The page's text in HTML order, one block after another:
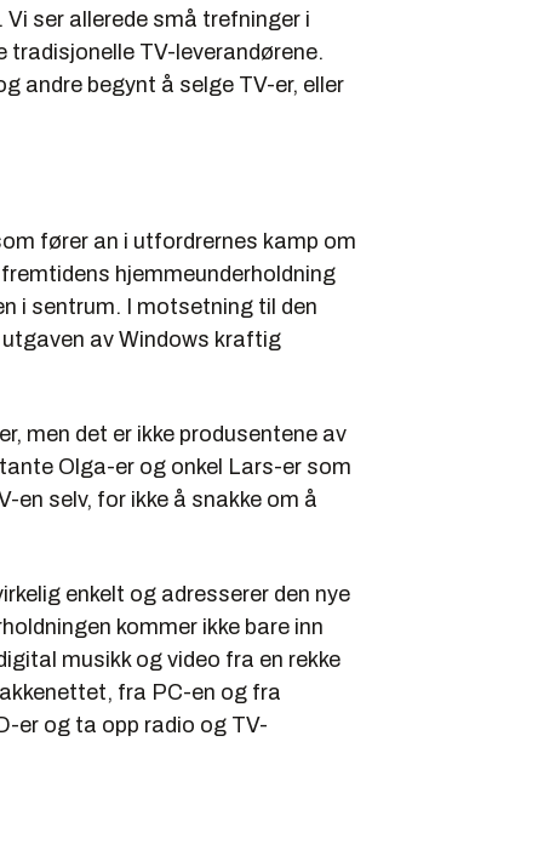
ser allerede små trefninger i
tradisjonelle TV-leverandørene.
andre begynt å selge TV-er, eller
fører an i utfordrernes kamp om
hjemmeunderholdning
i sentrum. I motsetning til den
av Windows kraftig
men det er ikke produsentene av
Olga-er og onkel Lars-er som
en selv, for ikke å snakke om å
enkelt og adresserer den nye
kommer ikke bare inn
musikk og video fra en rekke
fra PC-en og fra
er og ta opp radio og TV-